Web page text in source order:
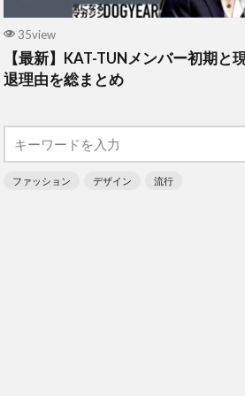
35view
【最新】KAT-TUNメンバー初期と
退理由を総まとめ
ファッション デザイン 流行